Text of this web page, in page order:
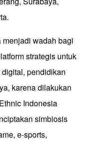
menjadi wadah bagi
strategis untuk
pendidikan
karena dilakukan
Indonesia
simbiosis
e-sports,